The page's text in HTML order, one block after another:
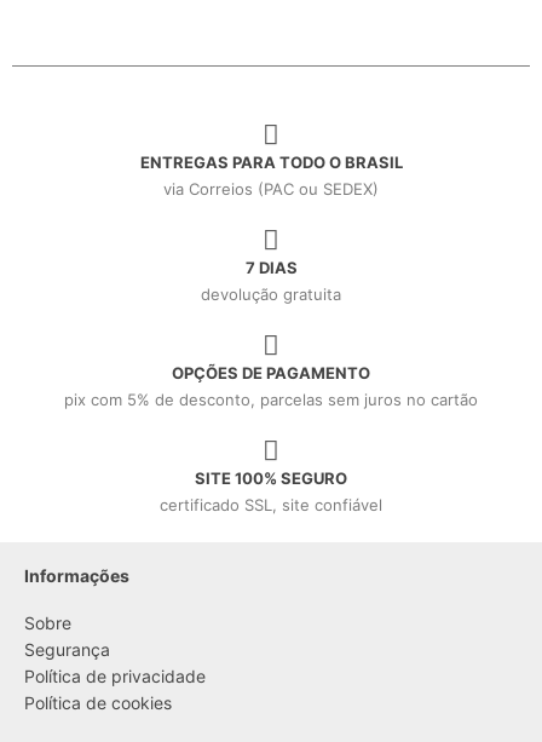
ENTREGAS PARA TODO O BRASIL
via Correios (PAC ou SEDEX)
7 DIAS
devolução gratuita
OPÇÕES DE PAGAMENTO
pix com 5% de desconto, parcelas sem juros no cartão
SITE 100% SEGURO
certificado SSL, site confiável
Informações
Sobre
Segurança
Política de privacidade
Política de cookies